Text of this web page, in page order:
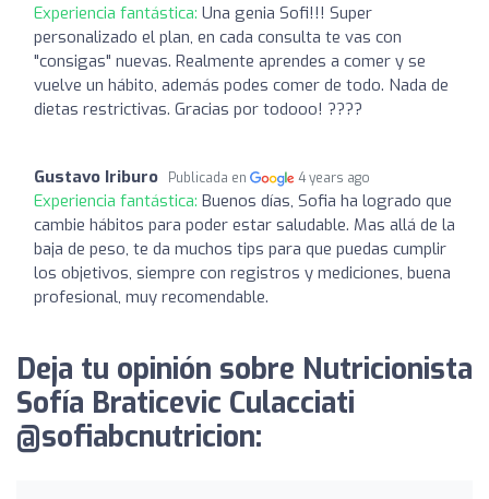
Experiencia fantástica: Una genia Sofi!!! Super
personalizado el plan, en cada consulta te vas con
"consigas" nuevas. Realmente aprendes a comer y se
vuelve un hábito, además podes comer de todo. Nada de
dietas restrictivas. Gracias por todooo! ????
Gustavo Iriburo Publicada en 4 years ago
Experiencia fantástica: Buenos días, Sofia ha logrado que
cambie hábitos para poder estar saludable. Mas allá de la
baja de peso, te da muchos tips para que puedas cumplir
los objetivos, siempre con registros y mediciones, buena
profesional, muy recomendable.
Deja tu opinión sobre Nutricionista
Sofía Braticevic Culacciati
@sofiabcnutricion: